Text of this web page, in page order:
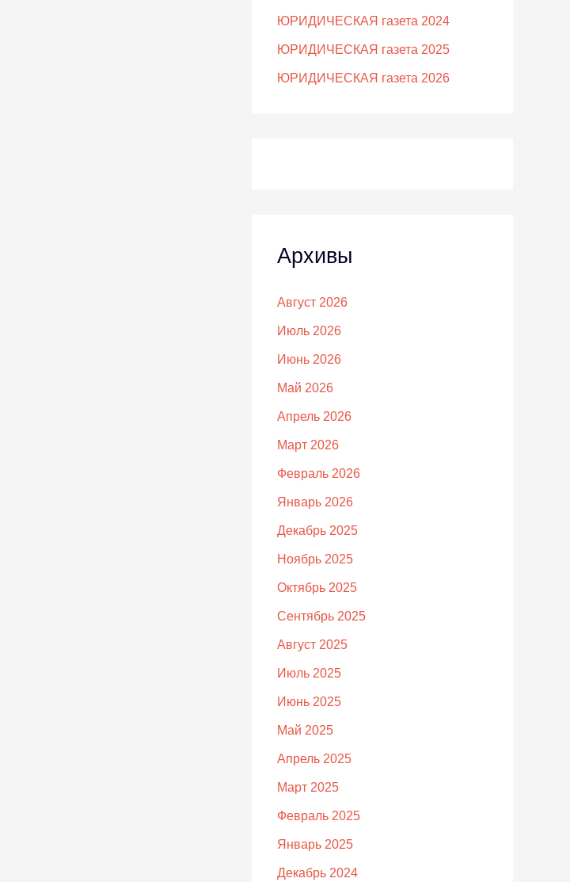
ЮРИДИЧЕСКАЯ газета 2024
ЮРИДИЧЕСКАЯ газета 2025
ЮРИДИЧЕСКАЯ газета 2026
Архивы
Август 2026
Июль 2026
Июнь 2026
Май 2026
Апрель 2026
Март 2026
Февраль 2026
Январь 2026
Декабрь 2025
Ноябрь 2025
Октябрь 2025
Сентябрь 2025
Август 2025
Июль 2025
Июнь 2025
Май 2025
Апрель 2025
Март 2025
Февраль 2025
Январь 2025
Декабрь 2024